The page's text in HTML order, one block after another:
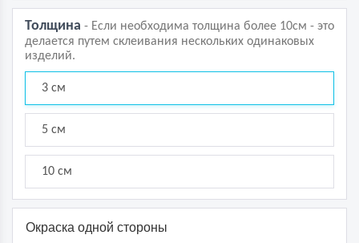
Толщина - Если необходима толщина более 10см - это
делается путем склеивания нескольких одинаковых
изделий.
3 см
5 см
10 см
Окраска одной стороны